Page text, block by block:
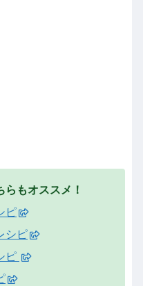
もオススメ！
ピ
シピ
ピ